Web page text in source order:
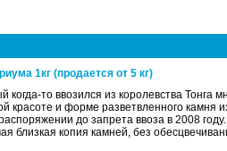
1кг (продается от 5 кг)
то ввозился из королевства Тонга
красоте и форме разветвленного
до запрета ввоза в 2008
близкая копия камней, без